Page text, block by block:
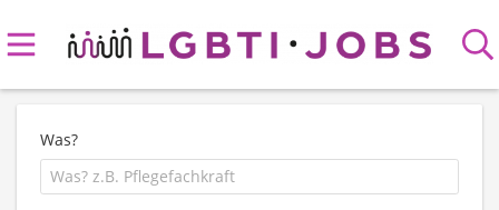
Was?